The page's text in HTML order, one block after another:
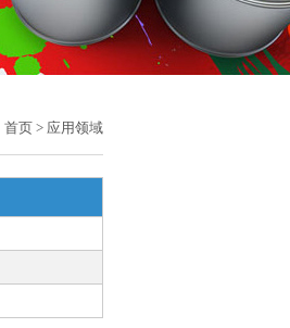
首页 > 应用领域